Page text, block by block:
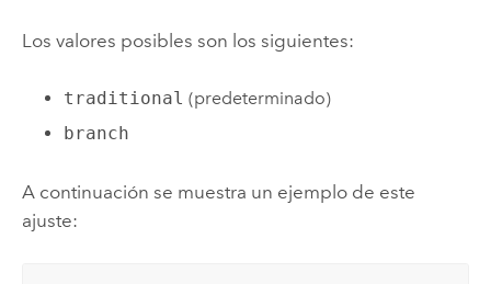
Los valores posibles son los siguientes:
traditional (predeterminado)
branch
A continuación se muestra un ejemplo de este
ajuste: